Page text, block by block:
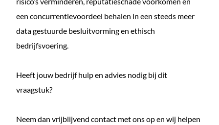
een concurrentievoordeel behalen in een steeds meer
data gestuurde besluitvorming en ethisch
bedrijfsvoering.
Heeft jouw bedrijf hulp en advies nodig bij dit
vraagstuk?
Neem dan vrijblijvend contact met ons op en wij helpen